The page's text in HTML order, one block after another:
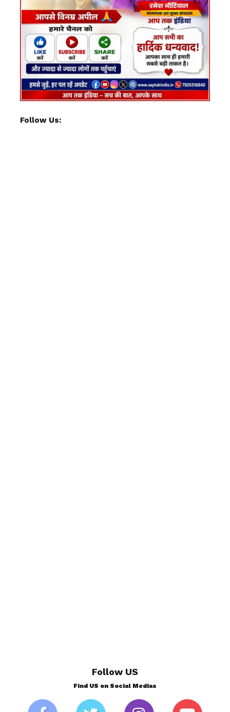
Follow Us:
Follow US
Find US on Social Medias